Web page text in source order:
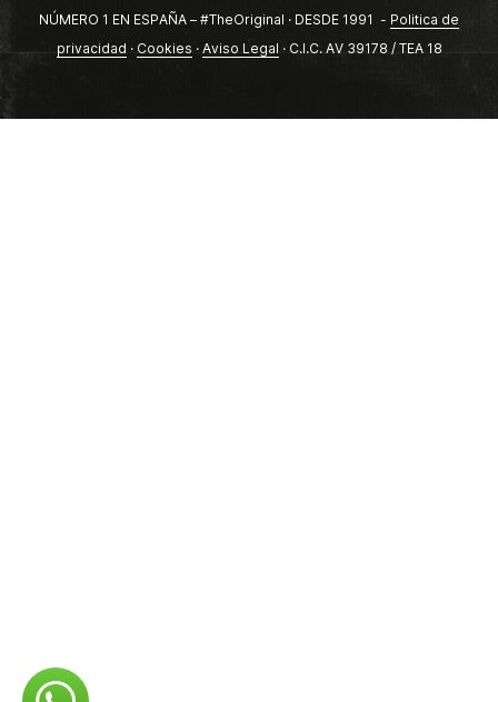
NÚMERO 1 EN ESPAÑA – #TheOriginal · DESDE 1991 - Politica de
privacidad · Cookies · Aviso Legal · C.I.C. AV 39178 / TEA 18